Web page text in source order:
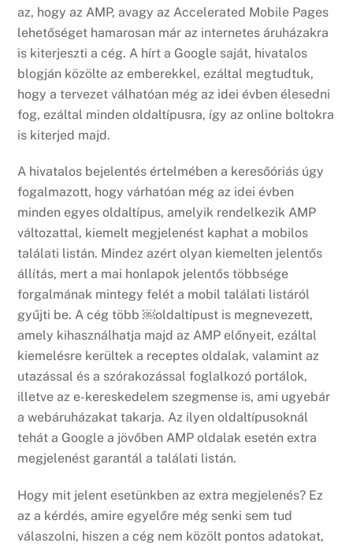
az, hogy az AMP, avagy az Accelerated Mobile Pages
lehetőséget hamarosan már az internetes áruházakra
is kiterjeszti a cég. A hírt a Google saját, hivatalos
blogján közölte az emberekkel, ezáltal megtudtuk,
hogy a tervezet válhatóan még az idei évben élesedni
fog, ezáltal minden oldaltípusra, így az online boltokra
is kiterjed majd.
A hivatalos bejelentés értelmében a keresőóriás úgy
fogalmazott, hogy várhatóan még az idei évben
minden egyes oldaltípus, amelyik rendelkezik AMP
változattal, kiemelt megjelenést kaphat a mobilos
találati listán. Mindez azért olyan kiemelten jelentős
állítás, mert a mai honlapok jelentős többsége
forgalmának mintegy felét a mobil találati listáról
gyűjti be. A cég több ￼oldaltípust is megnevezett,
amely kihasználhatja majd az AMP előnyeit, ezáltal
kiemelésre kerültek a receptes oldalak, valamint az
utazással és a szórakozással foglalkozó portálok,
illetve az e-kereskedelem szegmense is, ami ugyebár
a webáruházakat takarja. Az ilyen oldaltípusoknál
tehát a Google a jövőben AMP oldalak esetén extra
megjelenést garantál a találati listán.
Hogy mit jelent esetünkben az extra megjelenés? Ez
az a kérdés, amire egyelőre még senki sem tud
válaszolni, hiszen a cég nem közölt pontos adatokat,